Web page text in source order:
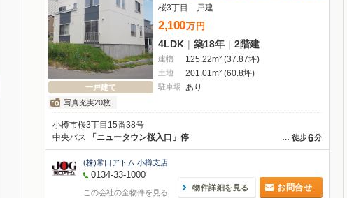
一戸建て
写真充実20枚
桜3丁目 戸建
2,100万 円
4LDK | 築18年 | 2階建
建物 125.22m² (37.87坪)
土地 201.01m² (60.8坪)
駐車場 あり
小樽市桜3丁目15番38号
… 徒歩6分
中央バス 「ニュータウン桜入口」停
(株)常口アトム 小樽支店
0134-33-1000
この会社の全物件を見る
物件詳細を見る お問合せ